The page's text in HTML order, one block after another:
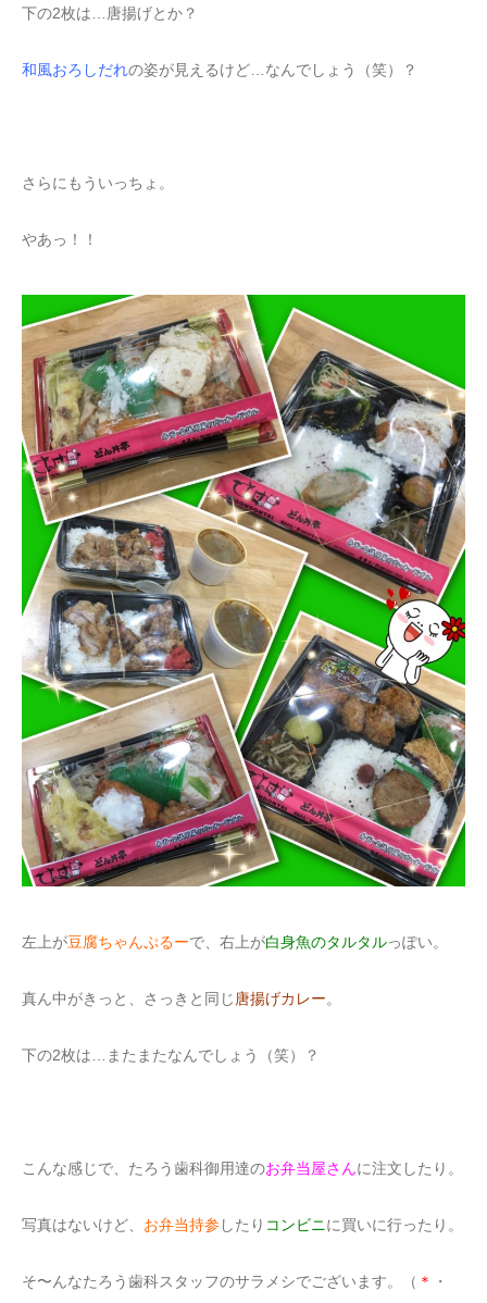
下の2枚は…唐揚げとか？
和風おろしだれの姿が見えるけど…なんでしょう（笑）？
さらにもういっちょ。
やあっ！！
左上が豆腐ちゃんぷるーで、右上が白身魚のタルタルっぽい。
真ん中がきっと、さっきと同じ 唐揚げカレー。
下の2枚は…またまたなんでしょう（笑）？
こんな感じで、たろう歯科御用達のお弁当屋さんに注文したり。
写真はないけど、 お弁当持参 したり コンビニに買いに行ったり。
そ〜んなたろう歯科スタッフのサラメシでございます。（ ＊
・